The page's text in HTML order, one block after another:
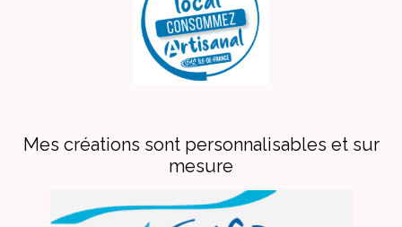
Mes créations sont personnalisables et sur
mesure